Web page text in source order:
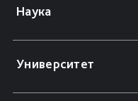
Наука
Университет